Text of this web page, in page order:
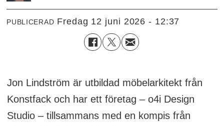
PUBLICERAD fredag 12 juni 2026 - 12:37
Jon Lindström är utbildad möbelarkitekt från
Konstfack och har ett företag – o4i Design
Studio – tillsammans med en kompis från